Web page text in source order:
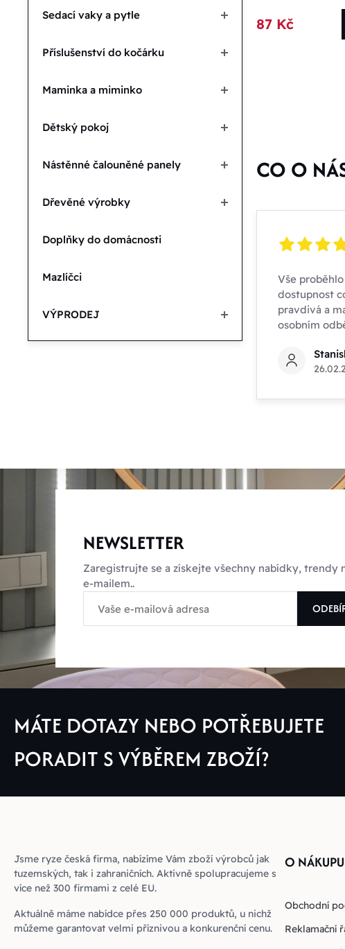
Sedací vaky a pytle
Příslušenství do kočárku
Maminka a miminko
Dětský pokoj
Nástěnné čalouněné panely
Dřevěné výrobky
Doplňky do domácnosti
Mazlíčci
VÝPRODEJ
87 Kč
CO O
Vše
dostupnost
pravdivá a
osobním
NEWSLETTER
Zaregistrujte se a získejte všechny nabídky, trendy
e-mailem..
MÁTE DOTAZY NEBO POTŘEBUJETE
PORADIT S VÝBĚREM ZBOŽÍ?
Jsme ryze česká firma, nabízíme Vám zboží výrobců jak
tuzemských, tak i zahraničních. Aktivně spolupracujeme s
více než 300 firmami z celé EU.
Aktuálně máme nabídce přes 250 000 produktů, u nichž
můžeme garantovat velmi příznivou a konkurenční cenu.
O NÁKUPU
Obchodní
Reklamační